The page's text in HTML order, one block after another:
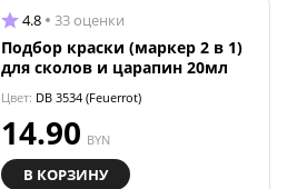
4.8 33 оценки
Подбор краски (маркер 2 в 1)
для сколов и царапин 20мл
Цвет: DB 3534 (Feuerrot)
14.90 BYN
В КОРЗИНУ